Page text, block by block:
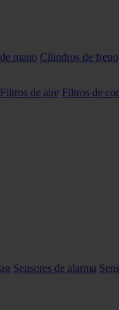
mano Cilindros de freno
Filtros de aire Filtros de
Sensores de alarma